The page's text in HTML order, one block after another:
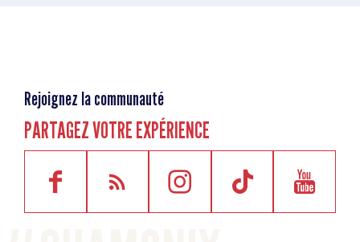
Rejoignez la communauté
PARTAGEZ VOTRE EXPÉRIENCE